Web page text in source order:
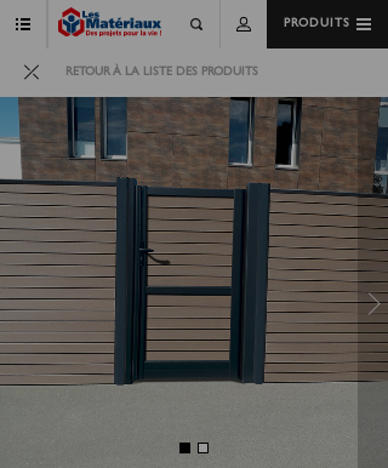
PRODUITS
RETOUR À LA LISTE DES PRODUITS